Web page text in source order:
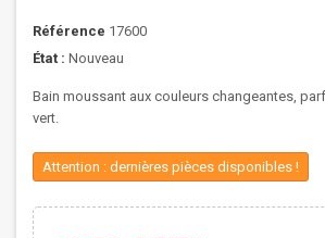
Référence 17600
État : Nouveau
Bain moussant aux couleurs changeantes,
vert.
Attention : dernières pièces disponibles !